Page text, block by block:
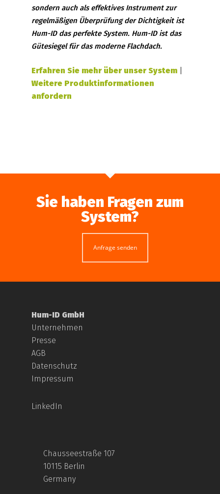
sondern auch als effektives Instrument zur
regelmäßigen Überprüfung der Dichtigkeit ist
Hum-ID das perfekte System. Hum-ID ist das
Gütesiegel für das moderne Flachdach.
Erfahren Sie mehr über unser System
Weitere Produktinformationen
anfordern
Sie haben Fragen zum
System?
Anfrage senden
Hum-ID GmbH
Unternehmen
Presse
AGB
Datenschutz
Impressum
LinkedIn
Chausseestraße 107
10115 Berlin
Germany